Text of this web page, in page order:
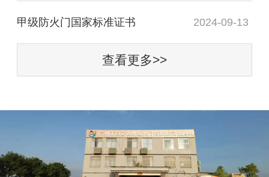
甲级防火门国家标准证书 2024-09-13
查看更多>>